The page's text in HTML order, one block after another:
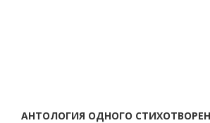
АНТОЛОГИЯ ОДНОГО